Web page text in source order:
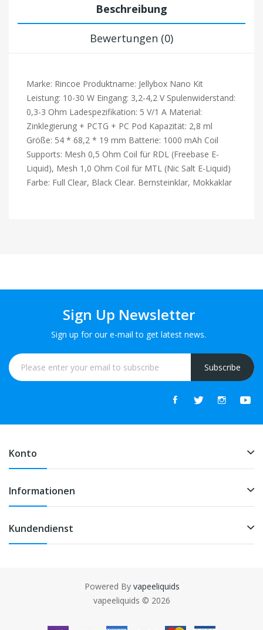
Beschreibung
Bewertungen (0)
Marke: Rincoe Produktname: Jellybox Nano Kit
Leistung: 10-30 W Eingang: 3,2-4,2 V Spulenwiderstand:
0,3-3 Ohm Ladespezifikation: 5 V/1 A Material:
Zinklegierung + PCTG + PC Pod Kapazität: 2,8 ml
Größe: 54 * 68,2 * 19 mm Batterie: 1000 mAh Coil
Supports: Mesh 0,5 Ohm Coil für RDL (Freebase E-
Liquid), Mesh 1,0 Ohm Coil für MTL (Nic Salt E-Liquid)
Farbe: Full Clear, Black Clear. Bernsteinklar, Mokkaklar
Sign Up Newsletter
Sign up for our e-mail to get latest news.
Subscribe
Konto
Informationen
Kundendienst
online casino uk 78win
Powered By vapeeliquids
vapeeliquids © 2026